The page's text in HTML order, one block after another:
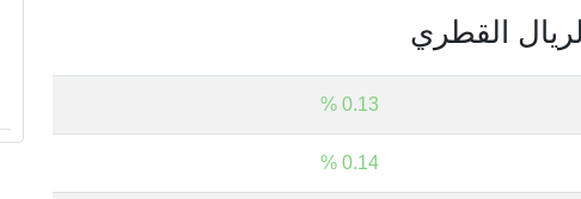
القطري
0.13 %
0.14 %